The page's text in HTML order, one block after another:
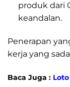
produk dari
keandalan.
Penerapan
kerja yang
Baca Juga :